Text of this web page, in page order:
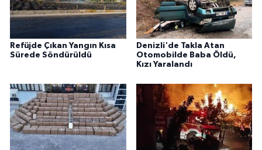
Refüjde Çıkan Yangın Kısa
Sürede Söndürüldü
Denizli'de Takla Atan
Otomobilde Baba Öldü,
Kızı Yaralandı